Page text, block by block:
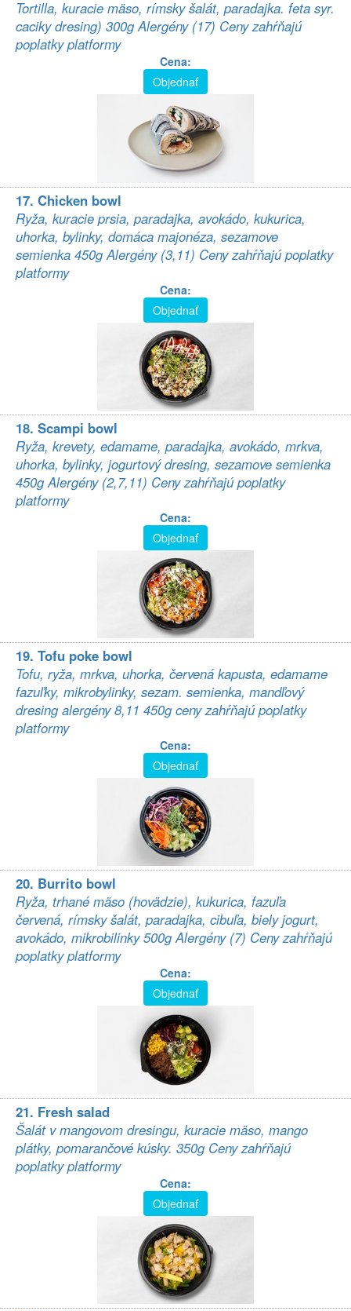
Tortilla, kuracie mäso, rímsky šalát, paradajka. feta syr.
caciky dresing) 300g Alergény (17) Ceny zahŕňajú
poplatky platformy
Cena:
Objednať
17. Chicken bowl
Ryža, kuracie prsia, paradajka, avokádo, kukurica,
uhorka, bylinky, domáca majonéza, sezamove
semienka 450g Alergény (3,11) Ceny zahŕňajú poplatky
platformy
Cena:
Objednať
18. Scampi bowl
Ryža, krevety, edamame, paradajka, avokádo, mrkva,
uhorka, bylinky, jogurtový dresing, sezamove semienka
450g Alergény (2,7,11) Ceny zahŕňajú poplatky
platformy
Cena:
Objednať
19. Tofu poke bowl
Tofu, ryža, mrkva, uhorka, červená kapusta, edamame
fazuľky, mikrobylinky, sezam. semienka, mandľový
dresing alergény 8,11 450g ceny zahŕňajú poplatky
platformy
Cena:
Objednať
20. Burrito bowl
Ryža, trhané mäso (hovädzie), kukurica, fazuľa
červená, rímsky šalát, paradajka, cibuľa, biely jogurt,
avokádo, mikrobilinky 500g Alergény (7) Ceny zahŕňajú
poplatky platformy
Cena:
Objednať
21. Fresh salad
Šalát v mangovom dresingu, kuracie mäso, mango
plátky, pomarančové kúsky. 350g Ceny zahŕňajú
poplatky platformy
Cena:
Objednať